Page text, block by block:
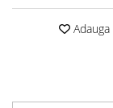
Hartie Copt
Port Tacam
Adauga